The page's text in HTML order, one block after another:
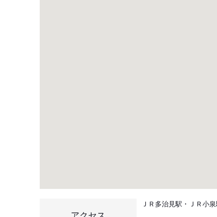
ＪＲ多治見駅・ＪＲ小